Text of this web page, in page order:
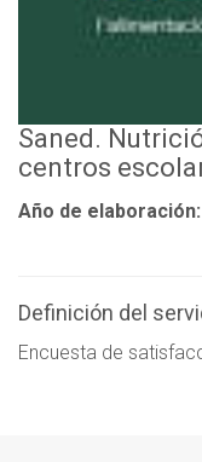
Saned.
centros
Año de elaboración:
Definición del
Encuesta de